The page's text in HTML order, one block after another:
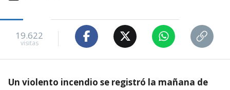
19.622
visitas
Un violento incendio se registró la mañana de